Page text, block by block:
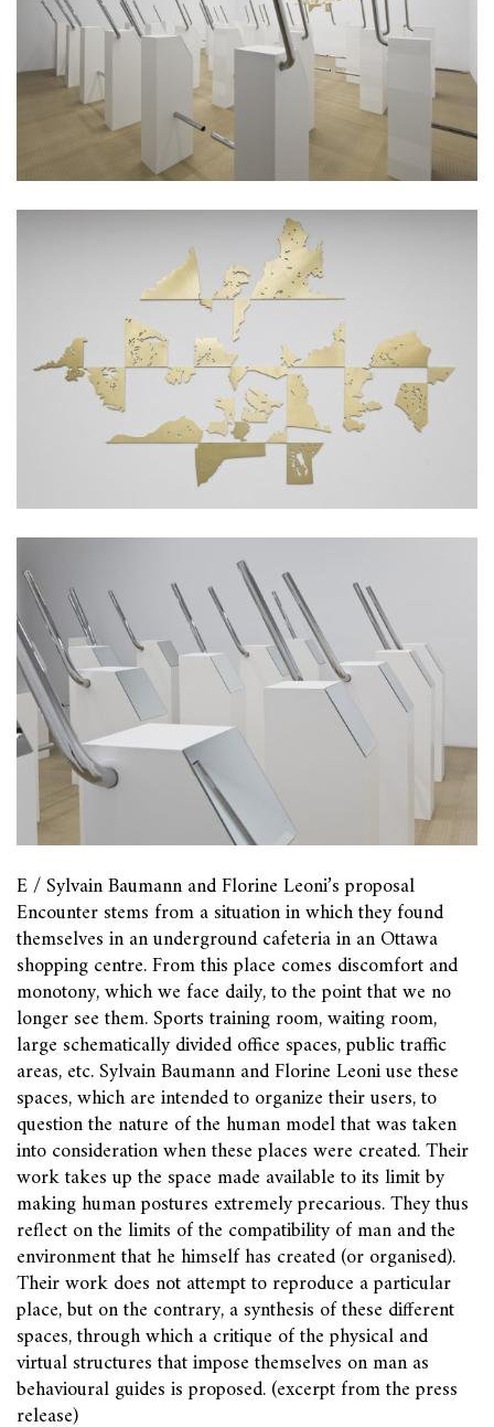
E / Sylvain Baumann and Florine Leoni’s proposal
Encounter stems from a situation in which they found
themselves in an underground cafeteria in an Ottawa
shopping centre. From this place comes discomfort and
monotony, which we face daily, to the point that we no
longer see them. Sports training room, waiting room,
large schematically divided office spaces, public traffic
areas, etc. Sylvain Baumann and Florine Leoni use these
spaces, which are intended to organize their users, to
question the nature of the human model that was taken
into consideration when these places were created. Their
work takes up the space made available to its limit by
making human postures extremely precarious. They thus
reflect on the limits of the compatibility of man and the
environment that he himself has created (or organised).
Their work does not attempt to reproduce a particular
place, but on the contrary, a synthesis of these different
spaces, through which a critique of the physical and
virtual structures that impose themselves on man as
behavioural guides is proposed. (excerpt from the press
release)